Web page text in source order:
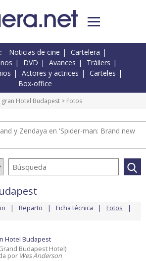
Noticias de cine
Cartelera
DVD Avances
Tráilers
Actores y actrices
Carteles
Box-office
gran Hotel Budapest > Fotos
y Zendaya en 'Spider-man: Brand new
Reparto Ficha técnica Fotos
Hotel Budapest
Budapest Hotel)
por Wes Anderson